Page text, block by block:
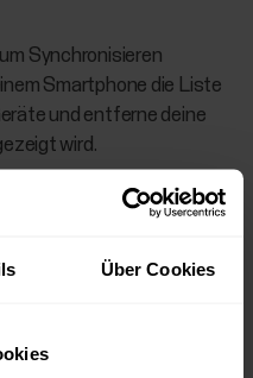
Über Cookies
Synchronisieren
Smartphone die Liste
und entferne deine
wird.
einrichten, entweder über
wie vor dem